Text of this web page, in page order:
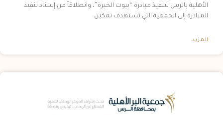
الأهلية بالرس لتنفيذ مبادرة “بيوت الخبرة”، وانطلاقاً من إسناد تنفيذ
المبادرة إلى الجمعية التي تستهدف تمكين
المزيد